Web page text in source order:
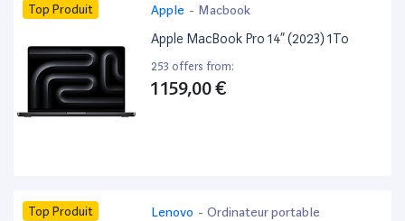
Top Produit Apple - Macbook
Apple MacBook Pro 14” (2023) 1To
253 offers from:
1 159,00 €
Top Produit Lenovo - Ordinateur portable